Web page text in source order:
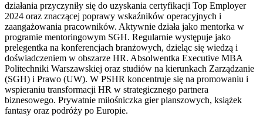
działania przyczyniły się do uzyskania certyfikacji Top Employer
2024 oraz znaczącej poprawy wskaźników operacyjnych i
zaangażowania pracowników. Aktywnie działa jako mentorka w
programie mentoringowym SGH. Regularnie występuje jako
prelegentka na konferencjach branżowych, dzieląc się wiedzą i
doświadczeniem w obszarze HR. Absolwentka Executive MBA
Politechniki Warszawskiej oraz studiów na kierunkach Zarządzanie
(SGH) i Prawo (UW). W PSHR koncentruje się na promowaniu i
wspieraniu transformacji HR w strategicznego partnera
biznesowego. Prywatnie miłośniczka gier planszowych, książek
fantasy oraz podróży po Europie.